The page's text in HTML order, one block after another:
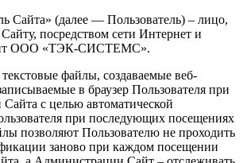
Сайта» (далее — Пользователь) – лицо,
посредством сети Интернет и
ООО «ТЭК-СИСТЕМС».
файлы, создаваемые веб-
в браузер Пользователя при
с целью автоматической
при последующих посещениях
позволяют Пользователю не проходить
заново при каждом посещении